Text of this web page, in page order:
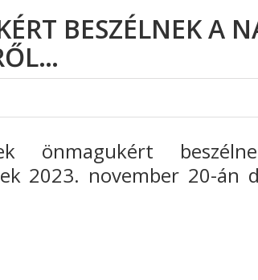
BESZÉLNEK A
önmagukért
2023. november 20-án